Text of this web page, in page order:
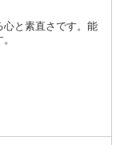
心と素直さです。能